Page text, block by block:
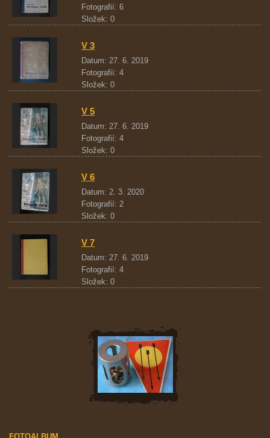
Fotografií: 6
Složek: 0
V 3
Datum: 27. 6. 2019
Fotografií: 4
Složek: 0
V 5
Datum: 27. 6. 2019
Fotografií: 4
Složek: 0
V 6
Datum: 2. 3. 2020
Fotografií: 2
Složek: 0
V 7
Datum: 27. 6. 2019
Fotografií: 4
Složek: 0